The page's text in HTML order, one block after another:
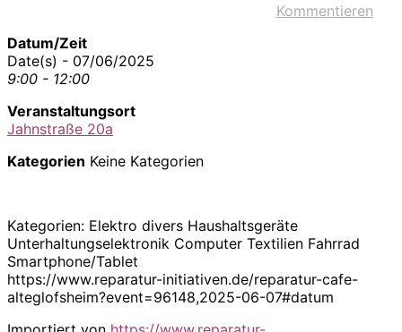
Kommentieren
Datum/Zeit
Date(s) - 07/06/2025
9:00 - 12:00
Veranstaltungsort
Jahnstraße 20a
Kategorien Keine Kategorien
Kategorien: Elektro divers Haushaltsgeräte
Unterhaltungselektronik Computer Textilien Fahrrad
Smartphone/Tablet
https://www.reparatur-initiativen.de/reparatur-cafe-
alteglofsheim?event=96148,2025-06-07#datum